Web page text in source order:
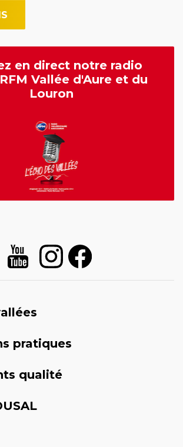
en direct notre radio
Vallée d'Aure et du
Louron
pratiques
qualité